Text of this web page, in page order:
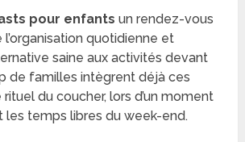
pour enfants un rendez-vous
quotidienne et
saine aux activités devant
de familles intègrent déjà ces
du coucher, lors d’un moment
les temps libres du week-end.